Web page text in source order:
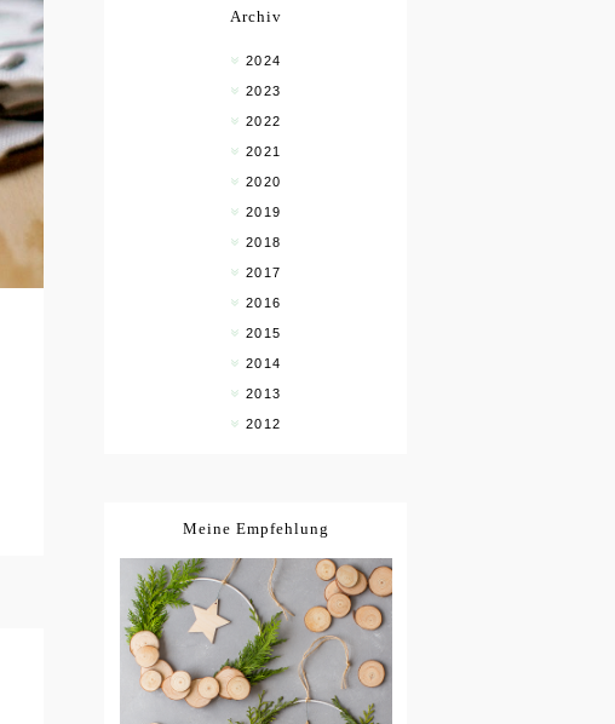
Archiv
2024
2023
2022
2021
2020
2019
2018
2017
2016
2015
2014
2013
2012
Meine Empfehlung